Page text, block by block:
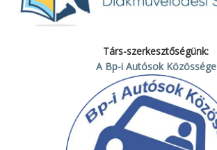
Társ-szerkesztőségünk:
A Bp-i Autósok Közössége